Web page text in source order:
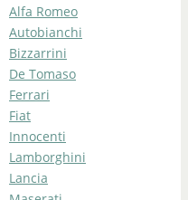
Alfa Romeo
Autobianchi
Bizzarrini
De Tomaso
Ferrari
Fiat
Innocenti
Lamborghini
Lancia